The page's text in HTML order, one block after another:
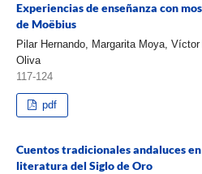
Experiencias de enseñanza con
de Moëbius
Pilar Hernando, Margarita Moya,
Oliva
117-124
pdf
Cuentos tradicionales andaluces
literatura del Siglo de Oro